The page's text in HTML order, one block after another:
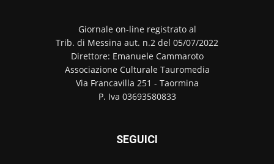
Giornale on-line registrato al
Trib. di Messina aut. n.2 del 05/07/2022
Direttore: Emanuele Cammaroto
Associazione Culturale Tauromedia
Via Francavilla 251 - Taormina
P. Iva 03693580833
SEGUICI